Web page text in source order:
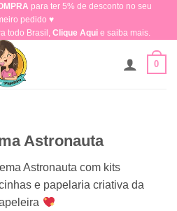
para ter 5% de desconto no seu
pedido ♥​
todo Brasil, Clique Aquie saiba mais.
0
Astronauta
Astronauta com kits
e papelaria criativa da